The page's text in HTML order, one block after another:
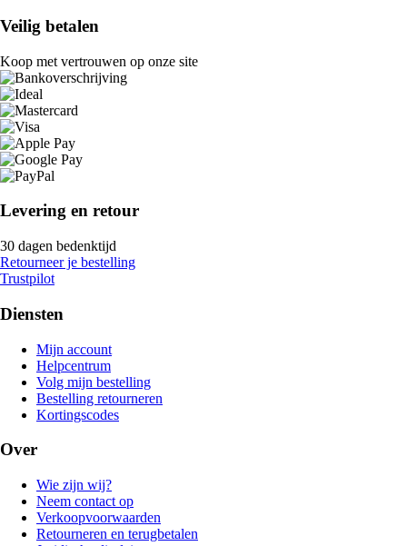
Veilig betalen
Koop met vertrouwen op onze site
Levering en retour
30 dagen bedenktijd
Retourneer je bestelling
Trustpilot
Diensten
Mijn account
Helpcentrum
Volg mijn bestelling
Bestelling retourneren
Kortingscodes
Over
Wie zijn wij?
Neem contact op
Verkoopvoorwaarden
Retourneren en terugbetalen